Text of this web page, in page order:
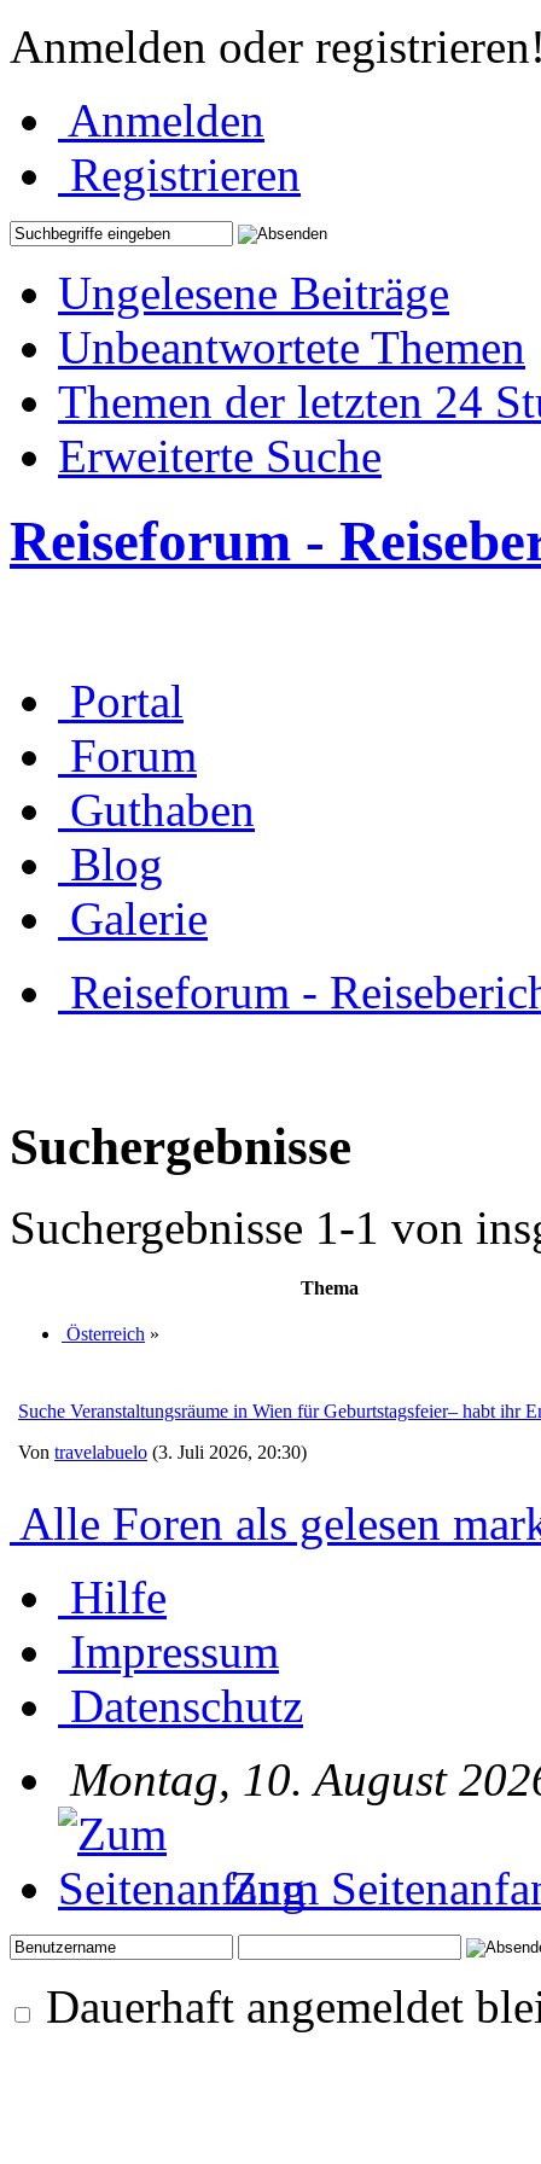
Anmelden oder
Anmelden
Registrieren
Ungelesene Beiträge
Unbeantwortete Themen
Themen der letzten 24
Erweiterte Suche
Reiseforum -
Portal
Forum
Guthaben
Blog
Galerie
Reiseforum -
Suchergebnisse
Suchergebnisse 1-1 von
Thema
Österreich »
Suche Veranstaltungsräume in Wien für Geburtstagsfeier– habt ihr
Von travelabuelo (3. Juli 2026, 20:30)
Alle Foren als gelesen
Hilfe
Impressum
Datenschutz
Montag, 10. August
Zum
Dauerhaft angemeldet